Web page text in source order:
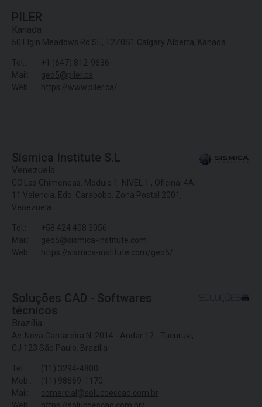
PILER
Kanada
50 Elgin Meadows Rd SE, T2Z0S1 Calgary Alberta, Kanada
Tel.:
+1 (647) 812-9636
Mail:
geo5@piler.ca
Web:
https://www.piler.ca/
Sísmica Institute S.L
Venezuela
CC Las Chimeneas. Módulo 1. NIVEL 1., Oficina: 4A-
11 Valencia. Edo. Carabobo. Zona Postal 2001,
Venezuela
Tel.:
+58 424 408 3056
Mail:
geo5@sismica-institute.com
Web:
https://sismica-institute.com/geo5/
Soluções CAD - Softwares
técnicos
Brazília
Av. Nova Cantareira N. 2014 - Andar 12 - Tucuruvi,
CJ 123 São Paulo, Brazília
Tel.:
(11) 3294-4800
Mob.:
(11) 98669-1170
Mail:
comercial@solucoescad.com.br